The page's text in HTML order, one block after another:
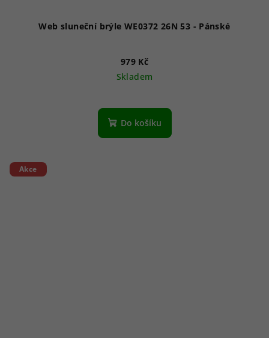
Web sluneční brýle WE0372 26N 53 - Pánské
979 Kč
Skladem
Do košíku
Akce